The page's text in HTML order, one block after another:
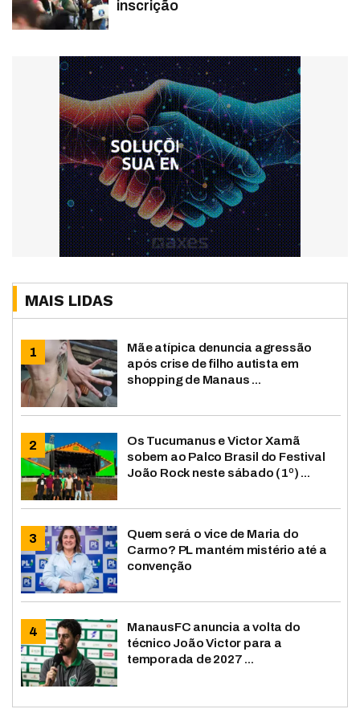
inscrição
MAIS LIDAS
Mãe atípica denuncia agressão
após crise de filho autista em
shopping de Manaus ...
Os Tucumanus e Victor Xamã
sobem ao Palco Brasil do Festival
João Rock neste sábado (1º) ...
Quem será o vice de Maria do
Carmo? PL mantém mistério até a
convenção
ManausFC anuncia a volta do
técnico João Victor para a
temporada de 2027 ...